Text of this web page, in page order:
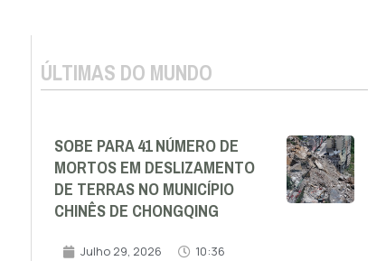
ÚLTIMAS DO MUNDO
SOBE PARA 41 NÚMERO DE
MORTOS EM DESLIZAMENTO
DE TERRAS NO MUNICÍPIO
CHINÊS DE CHONGQING
Julho 29, 2026 10:36